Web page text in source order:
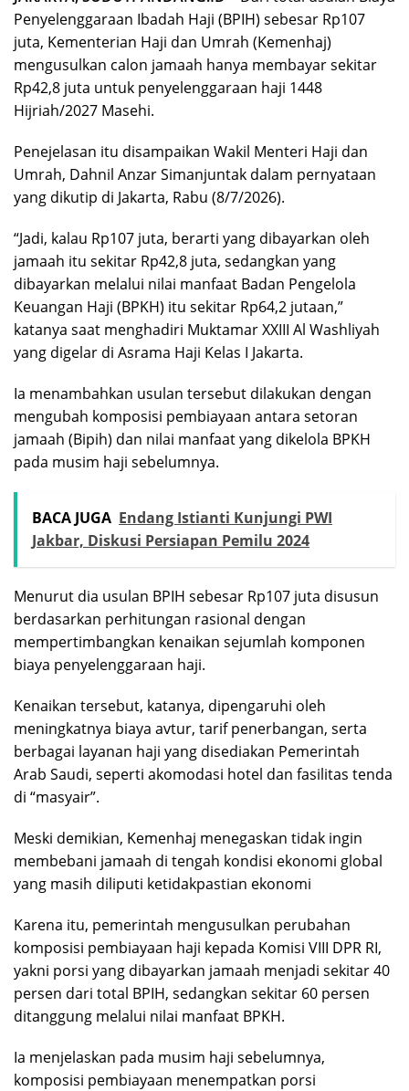
Penyelenggaraan Ibadah Haji (BPIH) sebesar Rp107
juta, Kementerian Haji dan Umrah (Kemenhaj)
mengusulkan calon jamaah hanya membayar sekitar
Rp42,8 juta untuk penyelenggaraan haji 1448
Hijriah/2027 Masehi.
Penejelasan itu disampaikan Wakil Menteri Haji dan
Umrah, Dahnil Anzar Simanjuntak dalam pernyataan
yang dikutip di Jakarta, Rabu (8/7/2026).
“Jadi, kalau Rp107 juta, berarti yang dibayarkan oleh
jamaah itu sekitar Rp42,8 juta, sedangkan yang
dibayarkan melalui nilai manfaat Badan Pengelola
Keuangan Haji (BPKH) itu sekitar Rp64,2 jutaan,”
katanya saat menghadiri Muktamar XXIII Al Washliyah
yang digelar di Asrama Haji Kelas I Jakarta.
Ia menambahkan usulan tersebut dilakukan dengan
mengubah komposisi pembiayaan antara setoran
jamaah (Bipih) dan nilai manfaat yang dikelola BPKH
pada musim haji sebelumnya.
BACA JUGA Endang Istianti Kunjungi PWI
Jakbar, Diskusi Persiapan Pemilu 2024
Menurut dia usulan BPIH sebesar Rp107 juta disusun
berdasarkan perhitungan rasional dengan
mempertimbangkan kenaikan sejumlah komponen
biaya penyelenggaraan haji.
Kenaikan tersebut, katanya, dipengaruhi oleh
meningkatnya biaya avtur, tarif penerbangan, serta
berbagai layanan haji yang disediakan Pemerintah
Arab Saudi, seperti akomodasi hotel dan fasilitas tenda
di “masyair”.
Meski demikian, Kemenhaj menegaskan tidak ingin
membebani jamaah di tengah kondisi ekonomi global
yang masih diliputi ketidakpastian ekonomi
Karena itu, pemerintah mengusulkan perubahan
komposisi pembiayaan haji kepada Komisi VIII DPR RI,
yakni porsi yang dibayarkan jamaah menjadi sekitar 40
persen dari total BPIH, sedangkan sekitar 60 persen
ditanggung melalui nilai manfaat BPKH.
Ia menjelaskan pada musim haji sebelumnya,
komposisi pembiayaan menempatkan porsi